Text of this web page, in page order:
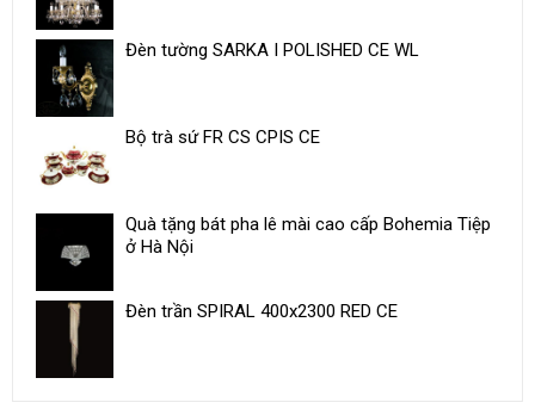
Đèn tường SARKA I POLISHED CE WL
Bộ trà sứ FR CS CPIS CE
Quà tặng bát pha lê mài cao cấp Bohemia Tiệp
ở Hà Nội
Đèn trần SPIRAL 400x2300 RED CE